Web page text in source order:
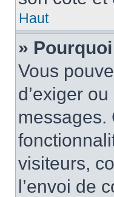
Haut
»
Vous
d’exiger
messages.
visiteurs,
l’envoi de